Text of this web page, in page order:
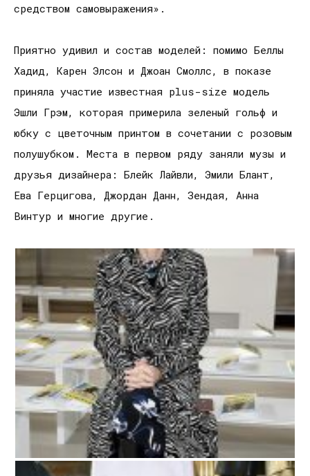
средством самовыражения».
Приятно удивил и состав моделей: помимо Беллы
Хадид, Карен Элсон и Джоан Смоллс, в показе
приняла участие известная plus-size модель
Эшли Грэм, которая примерила зеленый гольф и
юбку с цветочным принтом в сочетании с розовым
полушубком. Места в первом ряду заняли музы и
друзья дизайнера: Блейк Лайвли, Эмили Блант,
Ева Герцигова, Джордан Данн, Зендая, Анна
Винтур и многие другие.